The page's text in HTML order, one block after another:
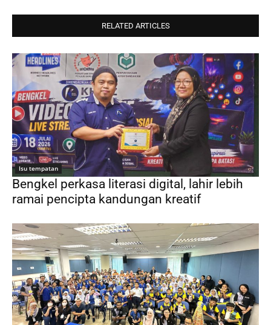
RELATED ARTICLES
Isu tempatan
Bengkel perkasa literasi digital, lahir lebih
ramai pencipta kandungan kreatif